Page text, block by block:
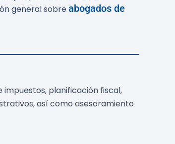
general sobreabogados de
impuestos, planificación fiscal,
así como asesoramiento